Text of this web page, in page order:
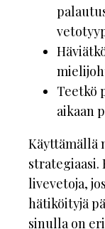
Teetkö
aikaan
Käyttämällä
strategiaasi.
livevetoja,
hätiköityjä
sinulla on